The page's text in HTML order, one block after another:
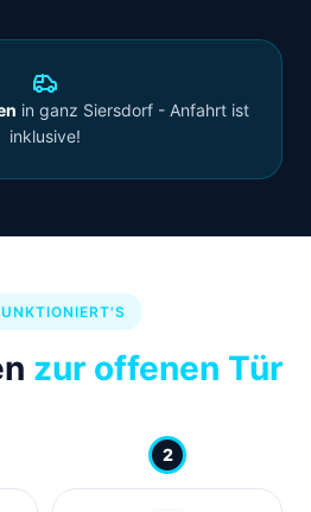
in ganz Siersdorf - Anfahrt ist
inklusive!
zur offenen Tür
2